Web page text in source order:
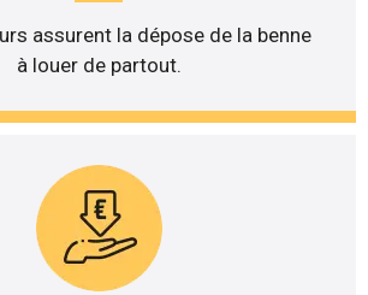
assurent la dépose de la benne
à louer de partout.